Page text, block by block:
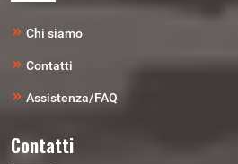
Chi siamo
Contatti
Assistenza/FAQ
Contatti